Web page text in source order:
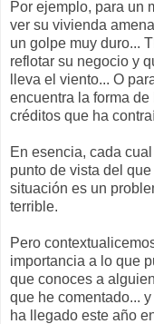
Por ejemplo, para un
ver su vivienda
un golpe muy duro...
reflotar su negocio y
lleva el viento... O
encuentra la forma
créditos que ha
En esencia, cada
punto de vista del
situación es un
terrible.
Pero
importancia a lo que
que conoces a
que he comentado...
ha llegado este año